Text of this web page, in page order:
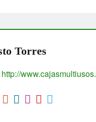
Torres
http://